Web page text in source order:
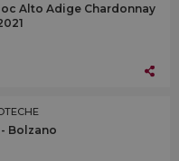
Alto Adige Chardonnay
Bolzano